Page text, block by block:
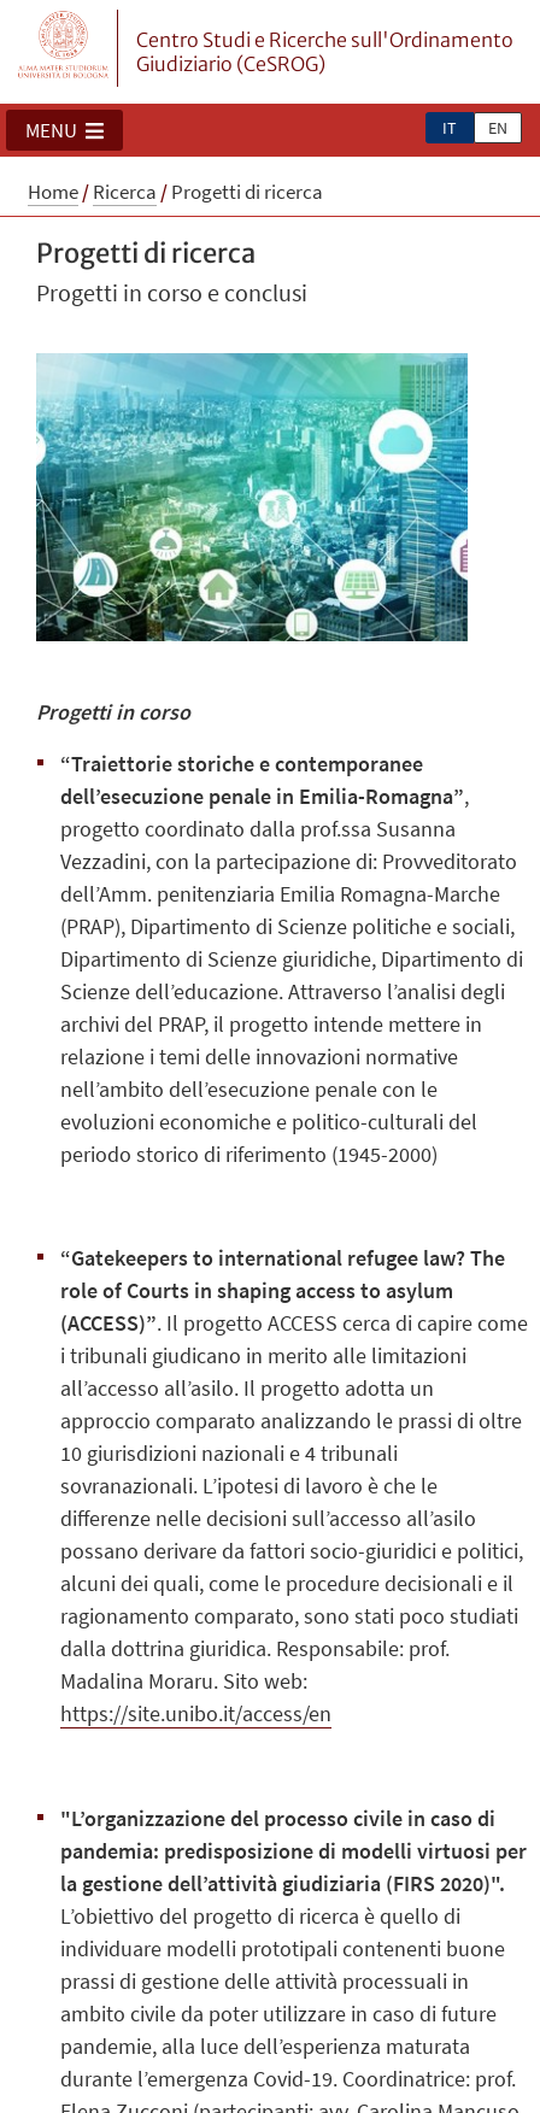
Centro Studi e Ricerche sull'Ordinamento
Giudiziario (CeSROG)
IT EN
MENU
Home/Ricerca /Progetti di ricerca
Progetti di ricerca
Progetti in corso e conclusi
Progetti in corso
“Traiettorie storiche e contemporanee
dell’esecuzione penale in Emilia-Romagna”,
progetto coordinato dalla prof.ssa Susanna
Vezzadini, con la partecipazione di: Provveditorato
dell’Amm. penitenziaria Emilia Romagna-Marche
(PRAP), Dipartimento di Scienze politiche e sociali,
Dipartimento di Scienze giuridiche, Dipartimento di
Scienze dell’educazione. Attraverso l’analisi degli
archivi del PRAP, il progetto intende mettere in
relazione i temi delle innovazioni normative
nell’ambito dell’esecuzione penale con le
evoluzioni economiche e politico-culturali del
periodo storico di riferimento (1945-2000)
“Gatekeepers to international refugee law? The
role of Courts in shaping access to asylum
(ACCESS)”. Il progetto ACCESS cerca di capire come
i tribunali giudicano in merito alle limitazioni
all’accesso all’asilo. Il progetto adotta un
approccio comparato analizzando le prassi di oltre
10 giurisdizioni nazionali e 4 tribunali
sovranazionali. L’ipotesi di lavoro è che le
differenze nelle decisioni sull’accesso all’asilo
possano derivare da fattori socio-giuridici e politici,
alcuni dei quali, come le procedure decisionali e il
ragionamento comparato, sono stati poco studiati
dalla dottrina giuridica. Responsabile: prof.
Madalina Moraru. Sito web:
https://site.unibo.it/access/en
"L’organizzazione del processo civile in caso di
pandemia: predisposizione di modelli virtuosi per
la gestione dell’attività giudiziaria (FIRS 2020)".
L’obiettivo del progetto di ricerca è quello di
individuare modelli prototipali contenenti buone
prassi di gestione delle attività processuali in
ambito civile da poter utilizzare in caso di future
pandemie, alla luce dell’esperienza maturata
durante l’emergenza Covid-19. Coordinatrice: prof.